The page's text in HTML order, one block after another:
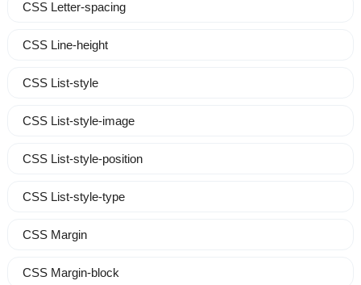
CSS Letter-spacing
CSS Line-height
CSS List-style
CSS List-style-image
CSS List-style-position
CSS List-style-type
CSS Margin
CSS Margin-block